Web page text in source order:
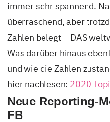
immer sehr spannend.
überraschend, aber
Zahlen belegt – DAS
Was darüber hinaus
und wie die Zahlen
hier nachlesen: 2020
Neue Reporting-
FB